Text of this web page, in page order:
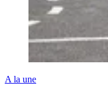
A la une